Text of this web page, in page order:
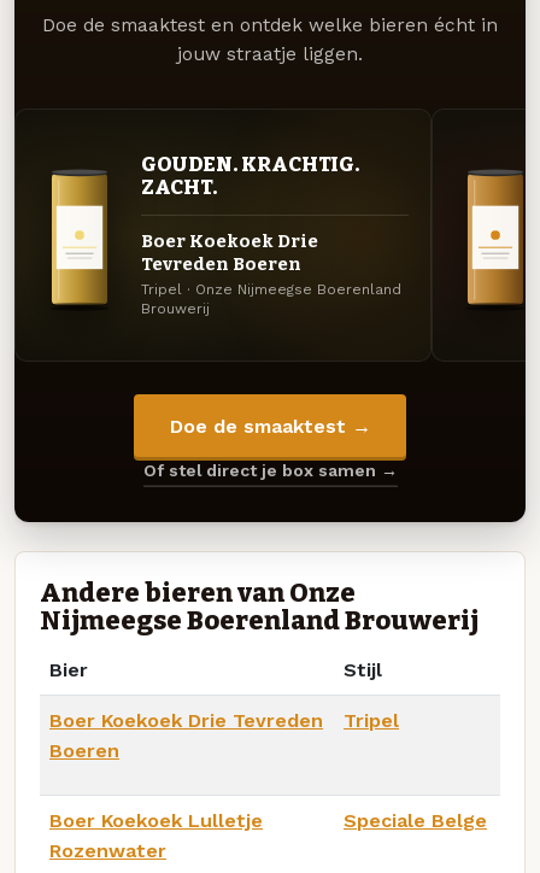
Doe de smaaktest en ontdek welke bieren écht in
jouw straatje liggen.
GOUDEN. KRACHTIG.
ZACHT.
Boer Koekoek Drie
Tevreden Boeren
Tripel · Onze Nijmeegse Boerenland
Brouwerij
Doe de smaaktest →
Of stel direct je box samen →
Andere bieren van Onze
Nijmeegse Boerenland Brouwerij
Bier Stijl
Boer Koekoek Drie Tevreden
Boeren
Tripel
Boer Koekoek Lulletje
Rozenwater
Speciale Belge